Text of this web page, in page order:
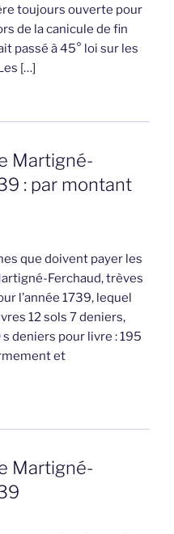
toujours ouverte pour
de la canicule de fin
passé à 45° loi sur les
[…]
Martigné-
: par montant
que doivent payer les
Ferchaud, trèves
l’année 1739, lequel
12 sols 7 deniers,
deniers pour livre : 195
et
Martigné-